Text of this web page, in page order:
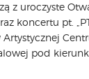
z uroczyste
koncertu pt.
pod